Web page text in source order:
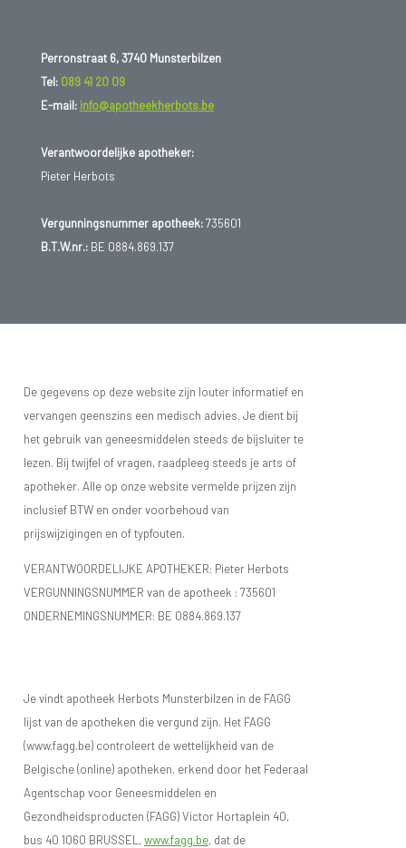
Perronstraat 6, 3740 Munsterbilzen
Tel: 089 41 20 09
E-mail: info@apotheekherbots.be
Verantwoordelijke apotheker:
Pieter Herbots
Vergunningsnummer apotheek:735601
B.T.W.nr.:BE 0884.869.137
De gegevens op deze website zijn louter informatief en
vervangen geenszins een medisch advies. Je dient bij
het gebruik van geneesmiddelen steeds de bijsluiter te
lezen. Bij twijfel of vragen, raadpleeg steeds je arts of
apotheker. Alle op onze website vermelde prijzen zijn
inclusief BTW en onder voorbehoud van
prijswijzigingen en of typfouten.
VERANTWOORDELIJKE APOTHEKER: Pieter Herbots
VERGUNNINGSNUMMER van de apotheek : 735601
ONDERNEMINGSNUMMER: BE 0884.869.137
Je vindt apotheek Herbots Munsterbilzen in de FAGG
lijst van de apotheken die vergund zijn. Het FAGG
(www.fagg.be) controleert de wettelijkheid van de
Belgische (online) apotheken. erkend door het Federaal
Agentschap voor Geneesmiddelen en
Gezondheidsproducten (FAGG) Victor Hortaplein 40,
bus 40 1060 BRUSSEL,www.fagg.be, dat de